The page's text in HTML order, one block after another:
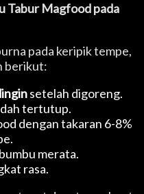
Tabur Magfood pada
pada keripik tempe,
berikut:
setelah digoreng.
tertutup.
dengan takaran 6-8%
merata.
rasa.